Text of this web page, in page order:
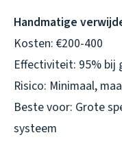
Handmatige
Kosten: €200-400
Effectiviteit: 95% bij
Risico: Minimaal,
Beste voor: Grote
systeem